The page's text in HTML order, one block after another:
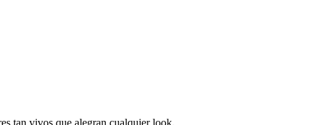
tan vivos que alegran cualquier look.